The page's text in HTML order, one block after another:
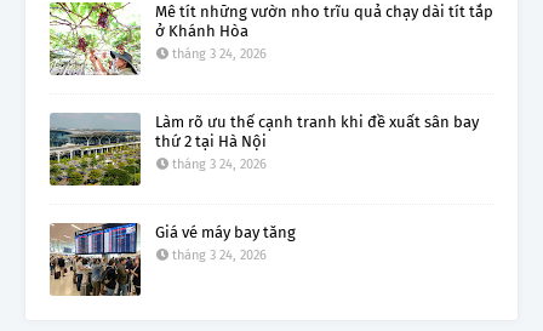
Mê tít những vườn nho trĩu quả chạy dài tít tắp
ở Khánh Hòa
tháng 3 24, 2026
Làm rõ ưu thế cạnh tranh khi đề xuất sân bay
thứ 2 tại Hà Nội
tháng 3 24, 2026
Giá vé máy bay tăng
tháng 3 24, 2026